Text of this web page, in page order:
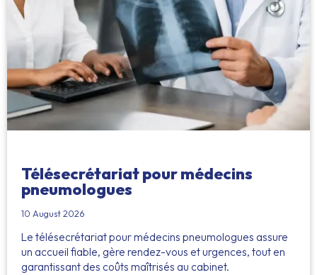
Télésecrétariat pour médecins
pneumologues
10 August 2026
Le télésecrétariat pour médecins pneumologues assure
un accueil fiable, gère rendez-vous et urgences, tout en
garantissant des coûts maîtrisés au cabinet.